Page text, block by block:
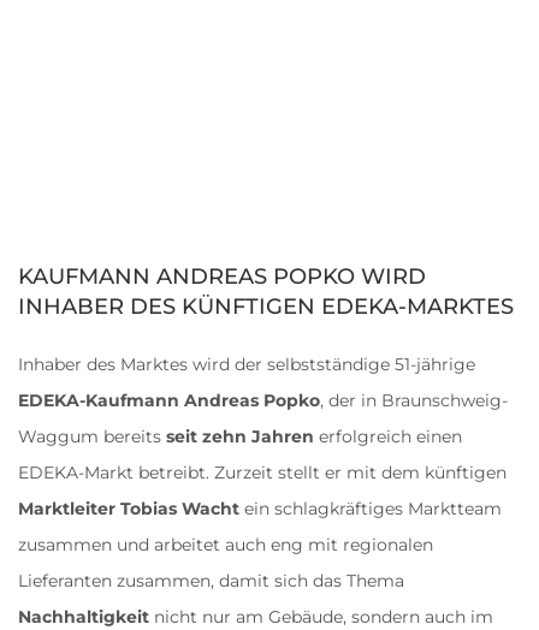
KAUFMANN ANDREAS POPKO WIRD
INHABER DES KÜNFTIGEN EDEKA-MARKTES
Inhaber des Marktes wird der selbstständige 51-jährige
EDEKA-Kaufmann Andreas Popko, der in Braunschweig-
Waggum bereits seit zehn Jahren erfolgreich einen
EDEKA-Markt betreibt. Zurzeit stellt er mit dem künftigen
Marktleiter Tobias Wacht ein schlagkräftiges Marktteam
zusammen und arbeitet auch eng mit regionalen
Lieferanten zusammen, damit sich das Thema
Nachhaltigkeit nicht nur am Gebäude, sondern auch im